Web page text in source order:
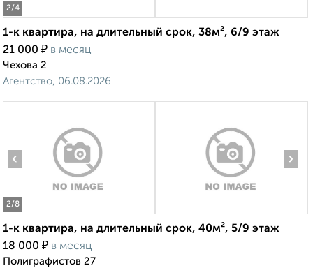
2/4
1-к квартира, на длительный срок, 38м², 6/9 этаж
21 000 ₽ в месяц
Чехова 2
Агентство, 06.08.2026
2/8
‹ ›
1-к квартира, на длительный срок, 40м², 5/9 этаж
18 000 ₽ в месяц
Полиграфистов 27